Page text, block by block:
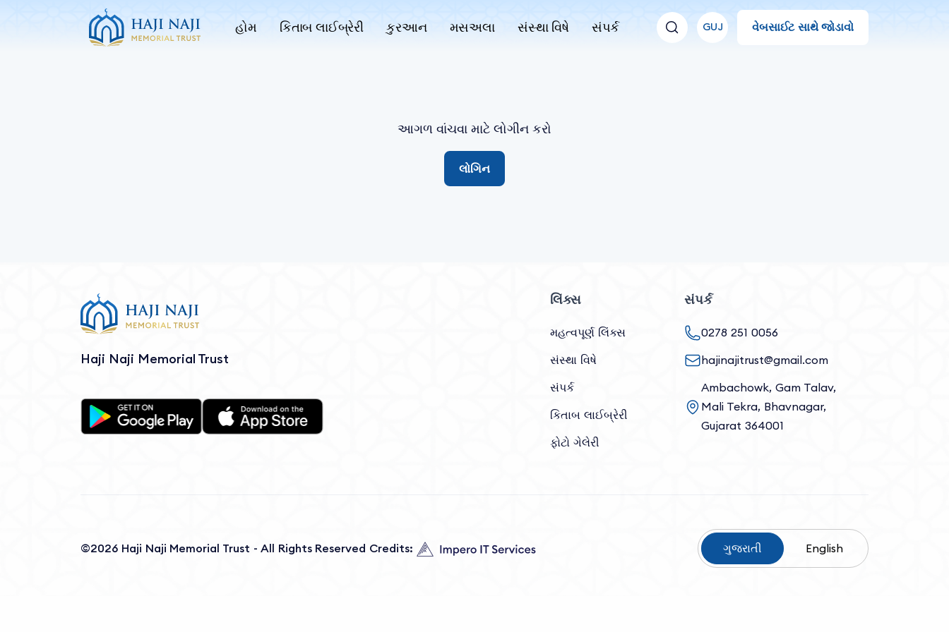
હોમ કિતાબ લાઈબ્રેરી કુરઆન મસઅલા સંસ્થા વિષે સંપર્ક GUJ વેબસાઈટ સાથે જોડાવો
આગળ વાંચવા માટે લોગીન કરો
લોગિન
Haji Naji Memorial Trust
લિંક્સ
મહત્વપૂર્ણ લિંક્સ
સંસ્થા વિષે
સંપર્ક
કિતાબ લાઈબ્રેરી
ફોટો ગેલેરી
સંપર્ક
0278 251 0056
hajinajitrust@gmail.com
Ambachowk, Gam Talav,
Mali Tekra, Bhavnagar,
Gujarat 364001
©2026 Haji Naji Memorial Trust - All Rights Reserved Credits: ગુજરાતી English